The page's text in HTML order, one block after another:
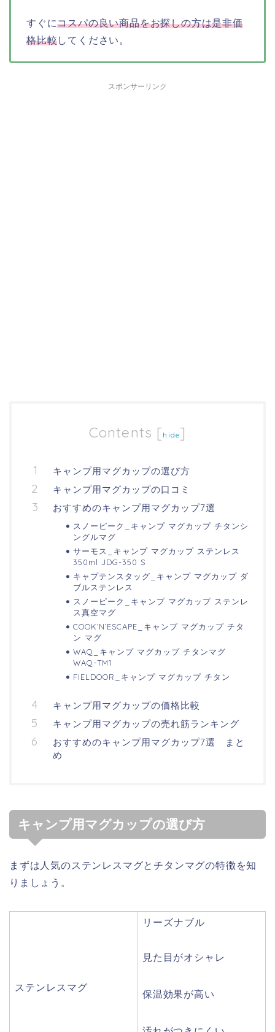
すぐにコスパの良い商品をお探しの方は是非価
格比較してください。
スポンサーリンク
Contents [ hide]
キャンプ用マグカップの選び方
キャンプ用マグカップの口コミ
おすすめのキャンプ用マグカップ7選
スノーピーク_キャンプ マグカップ チタンシ
ングルマグ
サーモス_キャンプ マグカップ ステンレス
350ml JDG-350 S
キャプテンスタッグ_キャンプ マグカップ ダ
ブルステンレス
スノーピーク_キャンプ マグカップ ステンレ
ス真空マグ
COOK’N’ESCAPE_キャンプ マグカップ チタ
ン マグ
WAQ_キャンプ マグカップ チタンマグ
WAQ-TM1
FIELDOOR_キャンプ マグカップ チタン
キャンプ用マグカップの価格比較
キャンプ用マグカップの売れ筋ランキング
おすすめのキャンプ用マグカップ7選 まと
め
キャンプ用マグカップの選び方
まずは人気のステンレスマグとチタンマグの特徴を知
りましょう。
ステンレスマグ
リーズナブル
見た目がオシャレ
保温効果が高い